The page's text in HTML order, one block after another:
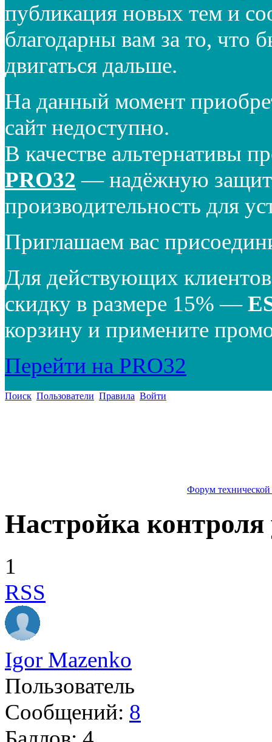
публикация новых тем и
благодарны вам за то, что
двигаться дальше.
На данный момент
сайт недоступно.
В качестве альтернативы
PRO32 — надёжную
производительность для
Приглашаем вас
Для действующих
скидку в размере 15% —
корзину и примените
Перейти на PRO32
Поиск Пользователи Правила Войти
Форум
Настройка контроля
1
RSS
Igor Mazenko
Пользователь
Сообщений: 8